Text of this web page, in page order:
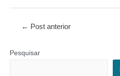
← Post anterior
Pesquisar